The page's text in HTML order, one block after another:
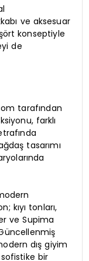
ve aksesuar
konseptiyle
de
tarafından
farklı
tasarımı
kıyı tonları,
ve Supima
dış giyim
bir